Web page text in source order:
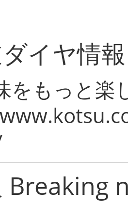
イヤ情
をもっと楽
Breaking